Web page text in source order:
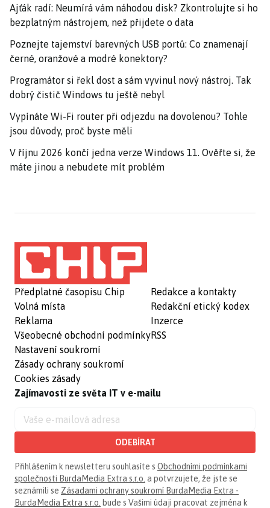
Ajťák radí: Neumírá vám náhodou disk? Zkontrolujte si ho
bezplatným nástrojem, než přijdete o data
Poznejte tajemství barevných USB portů: Co znamenají
černé, oranžové a modré konektory?
Programátor si řekl dost a sám vyvinul nový nástroj. Tak
dobrý čistič Windows tu ještě nebyl
Vypínáte Wi-Fi router při odjezdu na dovolenou? Tohle
jsou důvody, proč byste měli
V říjnu 2026 končí jedna verze Windows 11. Ověřte si, že
máte jinou a nebudete mít problém
Předplatné časopisu Chip
Volná místa
Reklama
Všeobecné obchodní podmínky
Nastavení soukromí
Zásady ochrany soukromí
Cookies zásady
Redakce a kontakty
Redakční etický kodex
Inzerce
RSS
Zajímavosti ze světa IT v e-mailu
ODEBÍRAT
Přihlášením k newsletteru souhlasíte s Obchodními podmínkami
společnosti BurdaMedia Extra s.r.o. a potvrzujete, že jste se
seznámili se Zásadami ochrany soukromí BurdaMedia Extra -
BurdaMedia Extra s.r.o. bude s Vašimi údaji pracovat zejména k